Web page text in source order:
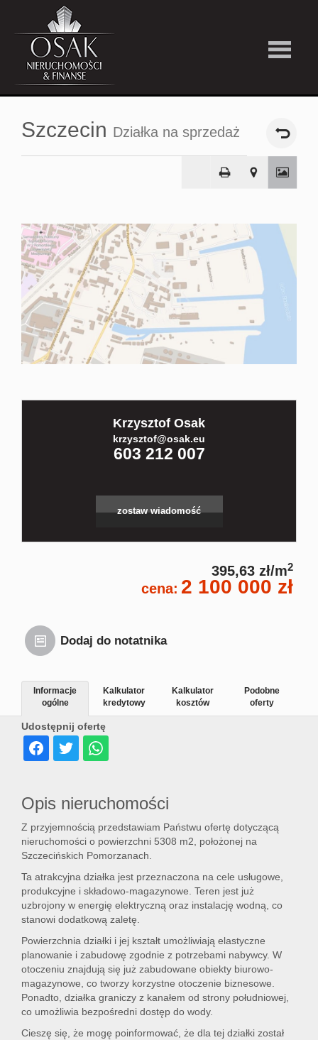
Kup
Firma
Szczecin Działka na sprzedaż
Krzysztof Osak
krzysztof@osak.eu
603 212 007
zostaw wiadomość
395,63 zł/m2
cena: 2 100 000 zł
Dodaj do notatnika
Udostępnij ofertę
Informacje
ogólne
Kalkulator
kredytowy
Kalkulator
kosztów
Podobne
oferty
Opis nieruchomości
Z przyjemnością przedstawiam Państwu ofertę dotyczącą
nieruchomości o powierzchni 5308 m2, położonej na
Szczecińskich Pomorzanach.
Ta atrakcyjna działka jest przeznaczona na cele usługowe,
produkcyjne i składowo-magazynowe. Teren jest już
uzbrojony w energię elektryczną oraz instalację wodną, co
stanowi dodatkową zaletę.
Powierzchnia działki i jej kształt umożliwiają elastyczne
planowanie i zabudowę zgodnie z potrzebami nabywcy. W
otoczeniu znajdują się już zabudowane obiekty biurowo-
magazynowe, co tworzy korzystne otoczenie biznesowe.
Ponadto, działka graniczy z kanałem od strony południowej,
co umożliwia bezpośredni dostęp do wody.
Cieszę się, że mogę poinformować, że dla tej działki został